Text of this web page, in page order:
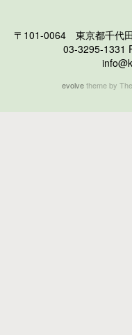
〒101-0064 東京都千代
03-3295-1331
evolvetheme by